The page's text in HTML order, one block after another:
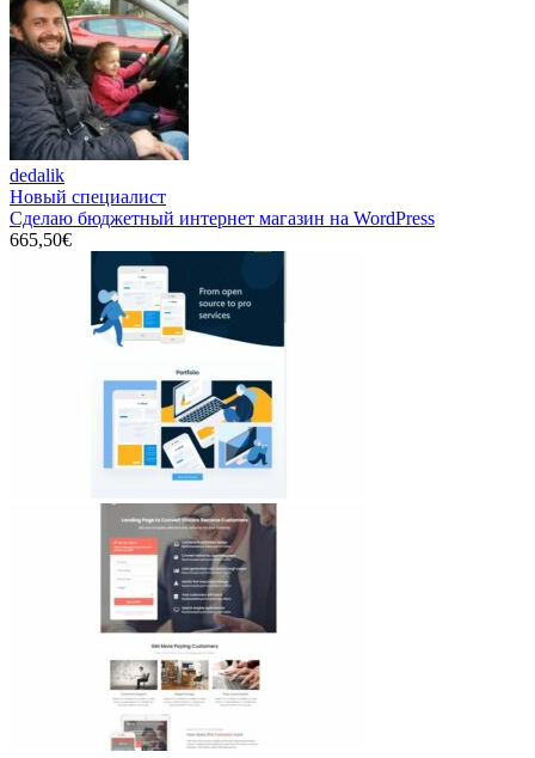
dedalik
Новый специалист
Сделаю бюджетный интернет магазин на WordPress
665,50€